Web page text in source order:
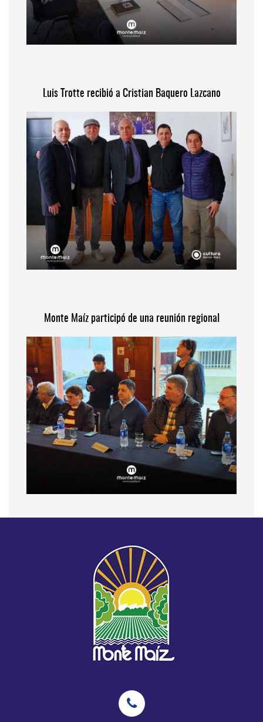
Luis Trotte recibió a Cristian Baquero Lazcano
Monte Maíz participó de una reunión regional